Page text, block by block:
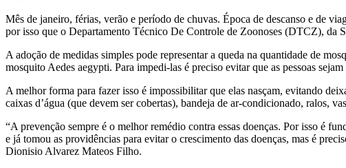
Mês de janeiro, férias, verão e período de chuvas. Época de descanso e de
por isso que o Departamento Técnico De Controle de Zoonoses (DTCZ), da
A adoção de medidas simples pode representar a queda na quantidade de
mosquito Aedes aegypti. Para impedi-las é preciso evitar que as pessoas
A melhor forma para fazer isso é impossibilitar que elas nasçam, evitando
caixas d’água (que devem ser cobertas), bandeja de ar-condicionado, ralos,
“A prevenção sempre é o melhor remédio contra essas doenças. Por isso é
e já tomou as providências para evitar o crescimento das doenças, mas é
Dionisio Alvarez Mateos Filho.